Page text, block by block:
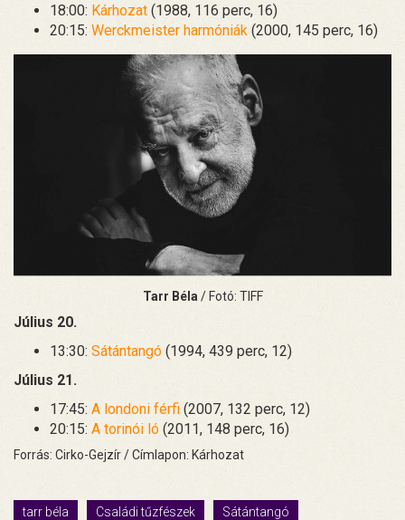
18:00: Kárhozat (1988, 116 perc, 16)
20:15: Werckmeister harmóniák (2000, 145 perc, 16)
Tarr Béla / Fotó: TIFF
Július 20.
13:30: Sátántangó (1994, 439 perc, 12)
Július 21.
17:45: A londoni férfi (2007, 132 perc, 12)
20:15: A torinói ló (2011, 148 perc, 16)
Forrás: Cirko-Gejzír / Címlapon: Kárhozat
tarr béla Családi tűzfészek
Sátántangó